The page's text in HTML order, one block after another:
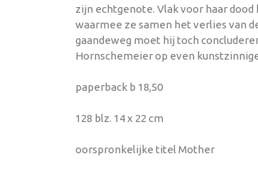
zijn echtgenote. Vlak voor haar
waarmee ze samen het verlies van
gaandeweg moet hij toch
Hornschemeier op even
paperback b 18,50
128 blz. 14 x 22 cm
oorspronkelijke titel Mother